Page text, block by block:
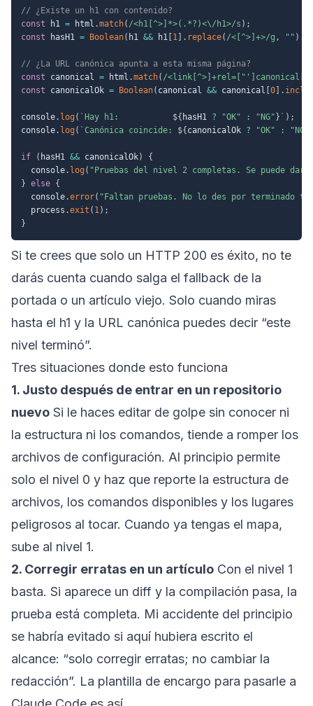
// ¿Existe un h1 con contenido?
const h1 = html .match( /<h1[^>]*>(.*?)<\/h1>/s ) ;
const hasH1 = Boolean( h1 && h1 1 . replace( /<[^>]+>/g , "" ) .
// ¿La URL canónica apunta a esta misma página?
const canonical = html .match( /
const canonicalOk = Boolean( canonical && canonical 0 .
console. log ( ` Hay h1: ${ hasH1 ? "OK" : "NG" } ` ) ;
console. log ( ` Canónica coincide: ${ canonicalOk ? "OK" : "NG"
if ( hasH1 && canonicalOk)
{
  console
. log ( "Pruebas del nivel 2 completas. Se puede dar
} else {
  console
.error( "Faltan pruebas. No lo des por terminado
  process
.exit ( 1) ;
}
Si te crees que solo un HTTP 200 es éxito, no te
darás cuenta cuando salga el fallback de la
portada o un artículo viejo. Solo cuando miras
hasta el h1 y la URL canónica puedes decir “este
nivel terminó”.
Tres situaciones donde esto funciona
1. Justo después de entrar en un repositorio
nuevo Si le haces editar de golpe sin conocer ni
la estructura ni los comandos, tiende a romper los
archivos de configuración. Al principio permite
solo el nivel 0 y haz que reporte la estructura de
archivos, los comandos disponibles y los lugares
peligrosos al tocar. Cuando ya tengas el mapa,
sube al nivel 1.
2. Corregir erratas en un artículo Con el nivel 1
basta. Si aparece un diff y la compilación pasa, la
prueba está completa. Mi accidente del principio
se habría evitado si aquí hubiera escrito el
alcance: “solo corregir erratas; no cambiar la
redacción”. La plantilla de encargo para pasarle a